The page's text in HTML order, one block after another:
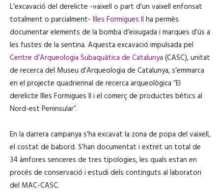
L’excavació del derelicte -vaixell o part d’un vaixell enfonsat
totalment o parcialment- Illes Formigues II ha permès
documentar elements de la bomba d’eixugada i marques d’ús a
les fustes de la sentina. Aquesta excavació impulsada pel
Centre d’Arqueologia Subaquàtica de Catalunya (CASC), unitat
de recerca del Museu d’Arqueologia de Catalunya, s’emmarca
en el projecte quadriennal de recerca arqueològica “El
derelicte Illes Formigues II i el comerç de productes bètics al
Nord-est Peninsular”.
En la darrera campanya s’ha excavat la zona de popa del vaixell,
el costat de babord. S’han documentat i extret un total de
34 àmfores senceres de tres tipologies, les quals estan en
procés de conservació i estudi dels continguts al laboratori
del MAC-CASC.